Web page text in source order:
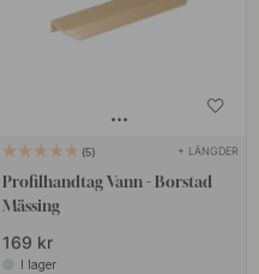
5 + LÄNGDER
Profilhandtag Vann - Borstad
Mässing
169 kr
I lager